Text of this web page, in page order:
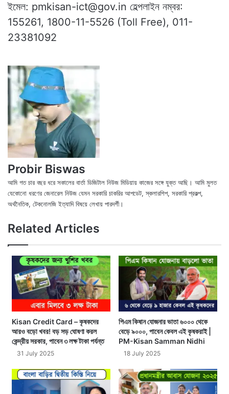
ইমেল: pmkisan-ict@gov.in হেল্পলাইন নম্বর:
155261, 1800-11-5526 (Toll Free), 011-
23381092
Probir Biswas
আমি গত চার বছর ধরে সকালের বার্তা ডিজিটাল নিউজ মিডিয়ায় কাজের সঙ্গে যুক্ত আছি। আমি মুলত
যেকোনো ধরণের জেনারেল নিউজ যেমন সরকারি চাকরির আপডেট, স্কলারশিপ, সরকারি প্রকল্প,
অর্থনৈতিক, টেকনোলজি ইত্যাদি বিষয়ে লেখায় পারদর্শী।
Related Articles
Kisan Credit Card – কৃষকদের
আরও বড়ো খবর! বড় সড় ঘোষণা করল
কেন্দ্রীয় সরকার, পাবেন ৩ লক্ষ টাকা পর্যন্ত
31 July 2025
পিএম কিষান যোজনার ভাতা ৬০০০ থেকে
বেড়ে ৯০০০, পাবেন কেবল এই কৃষকরাই |
PM-Kisan Samman Nidhi
18 July 2025